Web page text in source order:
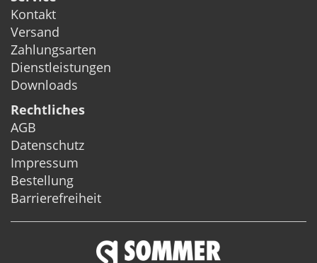
Kontakt
Versand
Zahlungsarten
Dienstleistungen
Downloads
Rechtliches
AGB
Datenschutz
Impressum
Bestellung
Barrierefreiheit